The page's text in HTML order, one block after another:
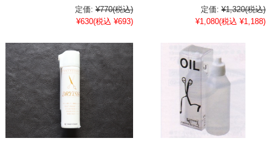
定価: ¥770(税込)
¥630(税込 ¥693)
定価: ¥1,320(税込)
¥1,080(税込 ¥1,188)